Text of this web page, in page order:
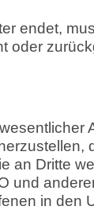
endet,
oder
an Dritte
und
in den